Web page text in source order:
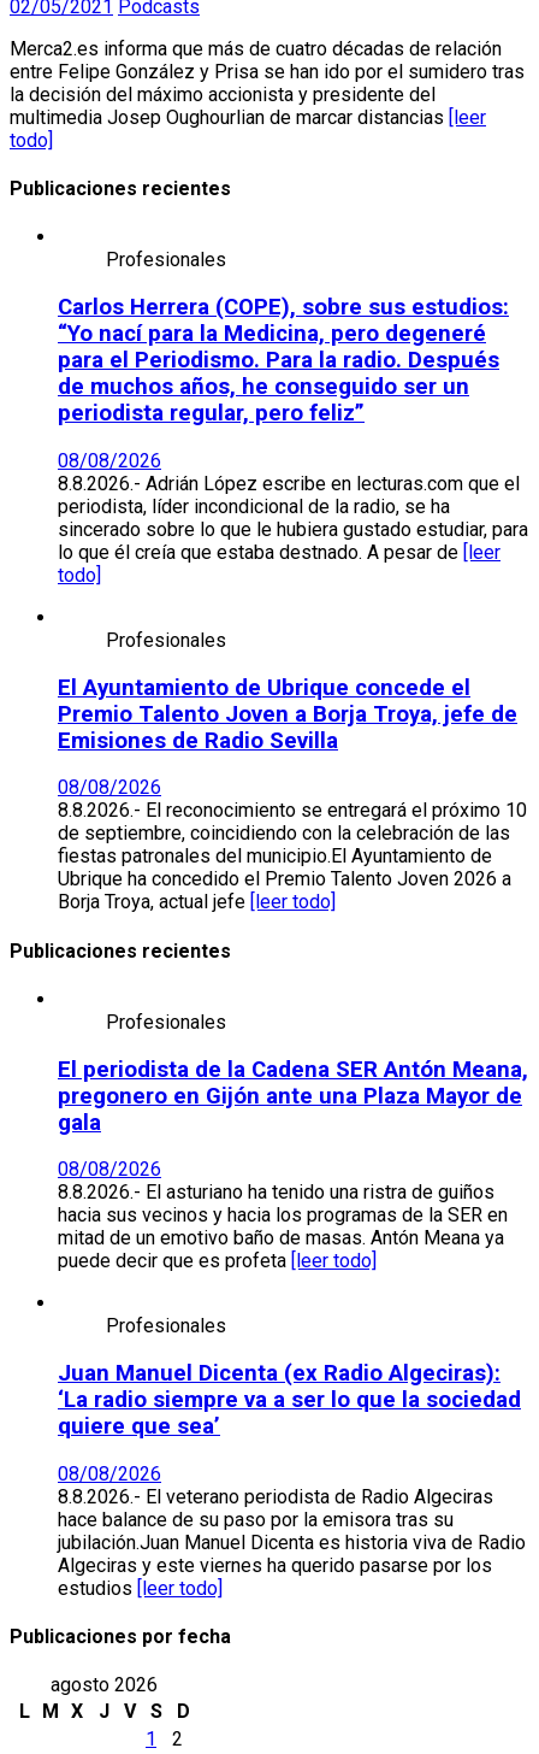
02/05/2021 Podcasts
Merca2.es informa que más de cuatro décadas de relación
entre Felipe González y Prisa se han ido por el sumidero tras
la decisión del máximo accionista y presidente del
multimedia Josep Oughourlian de marcar distancias [leer
todo]
Publicaciones recientes
Profesionales
Carlos Herrera (COPE), sobre sus estudios:
“Yo nací para la Medicina, pero degeneré
para el Periodismo. Para la radio. Después
de muchos años, he conseguido ser un
periodista regular, pero feliz”
08/08/2026
8.8.2026.- Adrián López escribe en lecturas.com que el
periodista, líder incondicional de la radio, se ha
sincerado sobre lo que le hubiera gustado estudiar, para
lo que él creía que estaba destnado. A pesar de [leer
todo]
Profesionales
El Ayuntamiento de Ubrique concede el
Premio Talento Joven a Borja Troya, jefe de
Emisiones de Radio Sevilla
08/08/2026
8.8.2026.- El reconocimiento se entregará el próximo 10
de septiembre, coincidiendo con la celebración de las
fiestas patronales del municipio.El Ayuntamiento de
Ubrique ha concedido el Premio Talento Joven 2026 a
Borja Troya, actual jefe
[leer todo]
Publicaciones recientes
Profesionales
El periodista de la Cadena SER Antón Meana,
pregonero en Gijón ante una Plaza Mayor de
gala
08/08/2026
8.8.2026.- El asturiano ha tenido una ristra de guiños
hacia sus vecinos y hacia los programas de la SER en
mitad de un emotivo baño de masas. Antón Meana ya
puede decir que es profeta
[leer todo]
Profesionales
Juan Manuel Dicenta (ex Radio Algeciras):
‘La radio siempre va a ser lo que la sociedad
quiere que sea’
08/08/2026
8.8.2026.- El veterano periodista de Radio Algeciras
hace balance de su paso por la emisora tras su
jubilación.Juan Manuel Dicenta es historia viva de Radio
Algeciras y este viernes ha querido pasarse por los
estudios [leer todo]
Publicaciones por fecha
agosto 2026
L
M X J V S
D
1
2